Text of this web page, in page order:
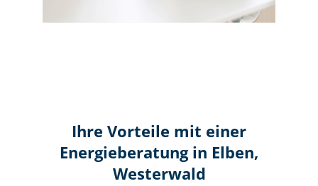
Ihre Vorteile mit einer
Energieberatung in Elben,
Westerwald